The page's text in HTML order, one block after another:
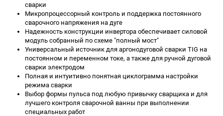
сварки
Микропроцессорный контроль и поддержка постоянного
сварочного напряжения на дуге
Надежность конструкции инвертора обеспечивает силовой
модуль собранный по схеме "полный мост"
Универсальный источник для аргонодуговой сварки ТIG на
постоянном и переменном токе, а также для ручной дуговой
сварки электродом
Полная и интуитивно понятная циклограмма настройки
режима сварки
Выбор формы пульса под любую привычку сварщика и для
лучшего контроля сварочной ванны при выполнении
специальных работ